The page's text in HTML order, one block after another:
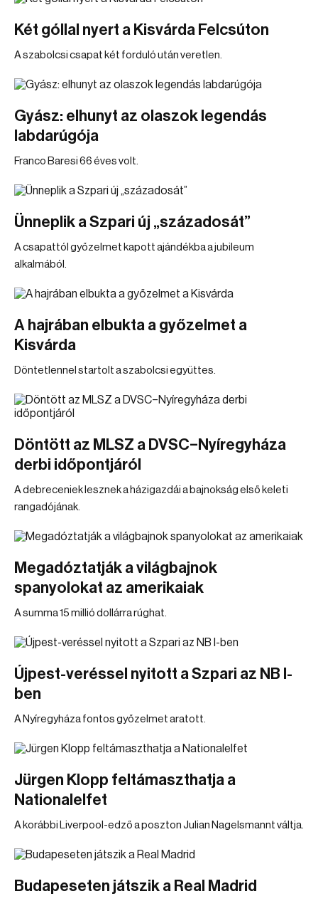
Két góllal nyert a Kisvárda Felcsúton
A szabolcsi csapat két forduló után veretlen.
Gyász: elhunyt az olaszok legendás
labdarúgója
Franco Baresi 66 éves volt.
Ünneplik a Szpari új „századosát”
A csapattól győzelmet kapott ajándékba a jubileum
alkalmából.
A hajrában elbukta a győzelmet a
Kisvárda
Döntetlennel startolt a szabolcsi együttes.
Döntött az MLSZ a DVSC–Nyíregyháza
derbi időpontjáról
A debreceniek lesznek a házigazdái a bajnokság első keleti
rangadójának.
Megadóztatják a világbajnok
spanyolokat az amerikaiak
A summa 15 millió dollárra rúghat.
Újpest-veréssel nyitott a Szpari az NB I-
ben
A Nyíregyháza fontos győzelmet aratott.
Jürgen Klopp feltámaszthatja a
Nationalelfet
A korábbi Liverpool-edző a poszton Julian Nagelsmannt váltja.
Budapeseten játszik a Real Madrid